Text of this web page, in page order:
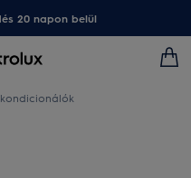
20 napon belül